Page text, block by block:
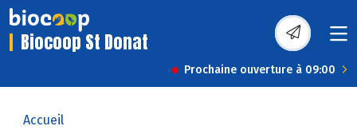
Biocoop St Donat
Prochaine ouverture à 09:00
Accueil